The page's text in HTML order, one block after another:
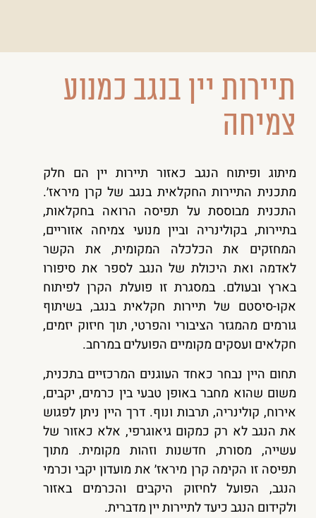
תיירות יין בנגב כמנוע
צמיחה
מיתוג ופיתוח הנגב כאזור תיירות יין הם חלק
מתכנית התיירות החקלאית בנגב של קרן מיראז׳.
התכנית מבוססת על תפיסה הרואה בחקלאות,
בתיירות, בקולינריה וביין מנועי צמיחה אזוריים,
המחזקים את הכלכלה המקומית, את הקשר
לאדמה ואת היכולת של הנגב לספר את סיפורו
בארץ ובעולם. במסגרת זו פועלת הקרן לפיתוח
אקו-סיסטם של תיירות חקלאית בנגב, בשיתוף
גורמים מהמגזר הציבורי והפרטי, תוך חיזוק יזמים,
חקלאים ועסקים מקומיים הפועלים במרחב.
תחום היין נבחר כאחד העוגנים המרכזיים בתכנית,
משום שהוא מחבר באופן טבעי בין כרמים, יקבים,
אירוח, קולינריה, תרבות ונוף. דרך היין ניתן לפגוש
את הנגב לא רק כמקום גיאוגרפי, אלא כאזור של
עשייה, מסורת, חדשנות וזהות מקומית. מתוך
תפיסה זו הקימה קרן מיראז׳ את מועדון יקבי וכרמי
הנגב, הפועל לחיזוק היקבים והכרמים באזור
ולקידום הנגב כיעד לתיירות יין מדברית.